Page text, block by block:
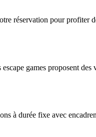
réservation pour profiter
games proposent
à durée fixe avec